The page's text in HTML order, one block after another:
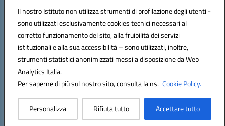
Il nostro Istituto non utilizza strumenti di profilazione degli utenti -
sono utilizzati esclusivamente cookies tecnici necessari al
corretto funzionamento del sito, alla fruibilità dei servizi
istituzionali e alla sua accessibilità – sono utilizzati, inoltre,
strumenti statistici anonimizzati messi a disposizione da Web
Analytics Italia.
Per saperne di più sul nostro sito, consulta la ns. Cookie Policy.
Personalizza Rifiuta tutto Accettare tutto
Codice fiscale: 91117430685
Codice meccanografico:PEIC835007
Codice Indice delle Pubbliche Amministrazioni (IPA): istsc_peic835007
Codice unico di fatturazione (CUF): UFOT6R
Hosting & Powered by 3D Solution S.r.l.
Concept & Design by Designers Italia